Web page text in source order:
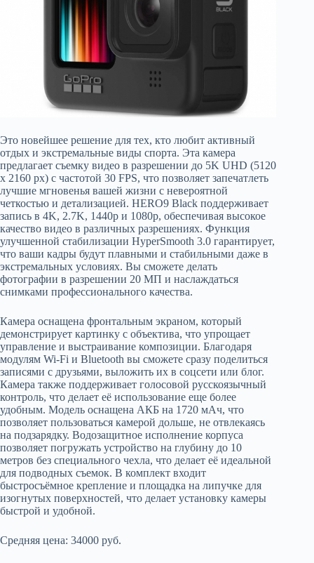
Это новейшее решение для тех, кто любит активный
отдых и экстремальные виды спорта. Эта камера
предлагает съемку видео в разрешении до 5K UHD (5120
х 2160 рх) с частотой 30 FPS, что позволяет запечатлеть
лучшие мгновенья вашей жизни с невероятной
четкостью и детализацией. HERO9 Black поддерживает
запись в 4K, 2.7K, 1440p и 1080p, обеспечивая высокое
качество видео в различных разрешениях. Функция
улучшенной стабилизации HyperSmooth 3.0 гарантирует,
что ваши кадры будут плавными и стабильными даже в
экстремальных условиях. Вы сможете делать
фотографии в разрешении 20 МП и наслаждаться
снимками профессионального качества.
Камера оснащена фронтальным экраном, который
демонстрирует картинку с объектива, что упрощает
управление и выстраивание композиции. Благодаря
модулям Wi-Fi и Bluetooth вы сможете сразу поделиться
записями с друзьями, выложить их в соцсети или блог.
Камера также поддерживает голосовой русскоязычный
контроль, что делает её использование еще более
удобным. Модель оснащена АКБ на 1720 мАч, что
позволяет пользоваться камерой дольше, не отвлекаясь
на подзарядку. Водозащитное исполнение корпуса
позволяет погружать устройство на глубину до 10
метров без специального чехла, что делает её идеальной
для подводных съемок. В комплект входит
быстросъёмное крепление и площадка на липучке для
изогнутых поверхностей, что делает установку камеры
быстрой и удобной.
Средняя цена: 34000 руб.